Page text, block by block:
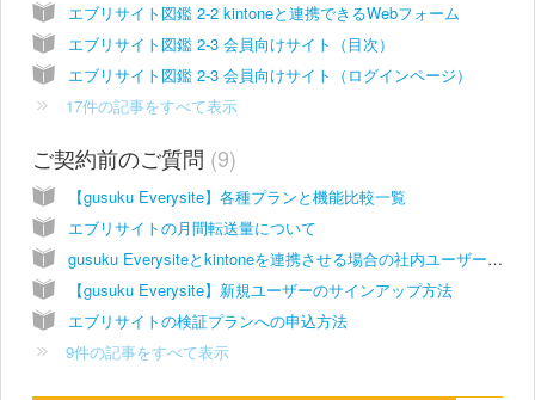
エブリサイト図鑑 2-2 kintoneと連携できるWebフォーム
エブリサイト図鑑 2-3 会員向けサイト（目次）
エブリサイト図鑑 2-3 会員向けサイト（ログインページ）
17件の記事をすべて表示
ご契約前のご質問 9
【gusuku Everysite】各種プランと機能比較一覧
エブリサイトの月間転送量について
gusuku Everysiteとkintoneを連携させる場合の社内ユーザーの扱い
【gusuku Everysite】新規ユーザーのサインアップ方法
エブリサイトの検証プランへの申込方法
9件の記事をすべて表示